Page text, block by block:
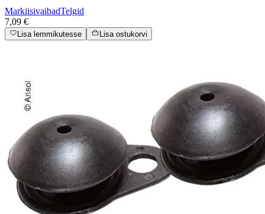
MarkiisivaibadTelgid
7,09 €
Lisa lemmikutesse Lisa ostukorvi